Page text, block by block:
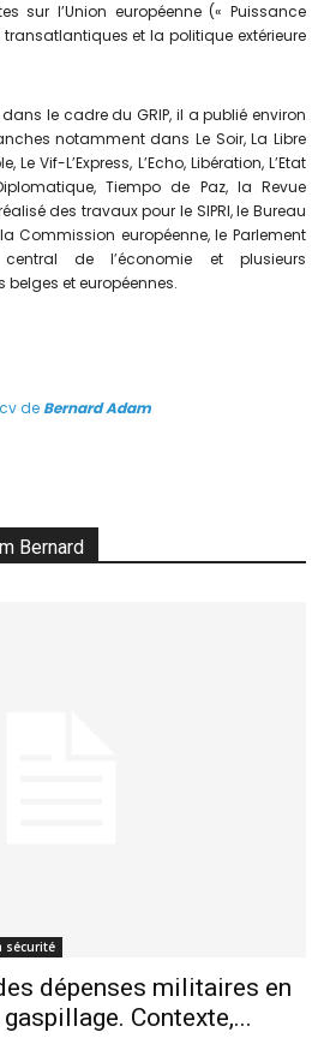
sur l’Union européenne (« Puissance
et la politique extérieure
le cadre du GRIP, il a publié environ
notamment dans Le Soir, La Libre
Le Vif-L’Express, L’Echo, Libération, L’Etat
Tiempo de Paz, la Revue
des travaux pour le SIPRI, le Bureau
Commission européenne, le Parlement
de l’économie et plusieurs
et européennes.
deBernard Adam
Bernard
sécurité
dépenses militaires en
Contexte,...